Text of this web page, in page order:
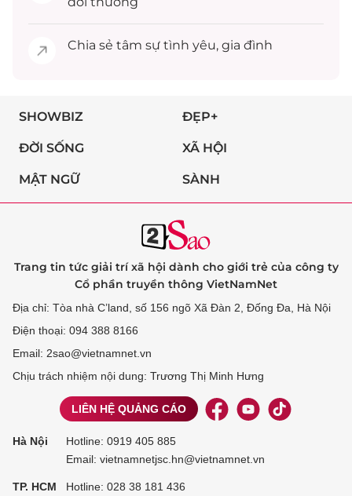
Chia sẻ tâm sự tình yêu, gia đình
SHOWBIZ ĐẸP+
ĐỜI SỐNG XÃ HỘI
MẬT NGỮ SÀNH
Trang tin tức giải trí xã hội dành cho giới trẻ của công ty
Cổ phần truyền thông VietNamNet
Địa chỉ: Tòa nhà C’land, số 156 ngõ Xã Đàn 2, Đống Đa, Hà Nội
Điện thoại: 094 388 8166
Email: 2sao@vietnamnet.vn
Chịu trách nhiệm nội dung: Trương Thị Minh Hưng
LIÊN HỆ QUẢNG CÁO
Hà Nội Hotline: 0919 405 885
Email: vietnamnetjsc.hn@vietnamnet.vn
TP. HCM Hotline: 028 38 181 436